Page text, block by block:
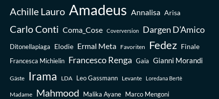
Achille Lauro Amadeus Annalisa Arisa
Carlo Conti Coma_Cose Coverversion Dargen D’Amico
Ditonellapiaga Elodie Ermal Meta Favoriten Fedez Finale
Francesca Michielin Francesco Renga Gaia Gianni Morandi
Gäste Irama LDA Leo Gassmann Levante Loredana Bertè
Madame Mahmood Malika Ayane Marco Mengoni